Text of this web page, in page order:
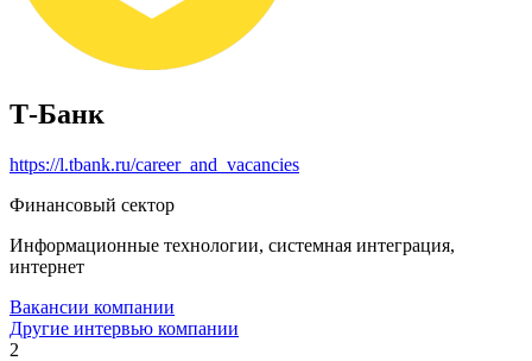
Т-Банк
https://l.tbank.ru/career_and_vacancies
Финансовый сектор
Информационные технологии, системная интеграция,
интернет
Вакансии компании
Другие интервью компании
2